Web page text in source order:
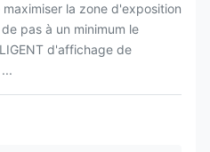
la zone d'exposition
pas à un minimum le
d'affichage de